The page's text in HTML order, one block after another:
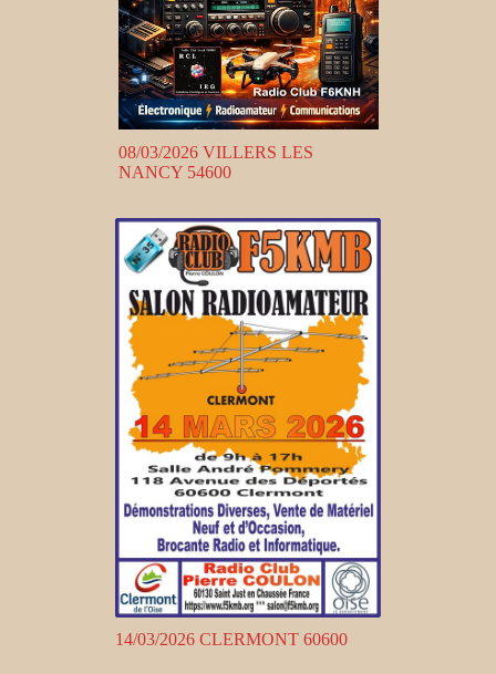
08/03/2026 VILLERS LES
NANCY 54600
14/03/2026 CLERMONT 60600